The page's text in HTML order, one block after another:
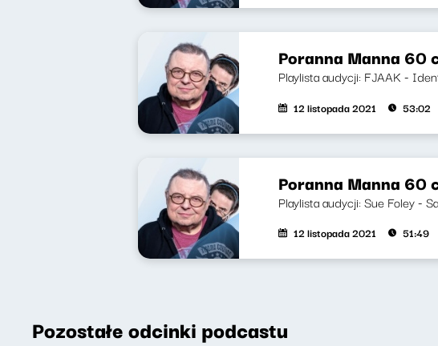
Poranna Manna 60
Playlista audycji: FJAAK -
12 listopada 2021 53:02
Poranna Manna 60
Playlista audycji: Sue Foley -
12 listopada 2021 51:49
Pozostałe odcinki podcastu